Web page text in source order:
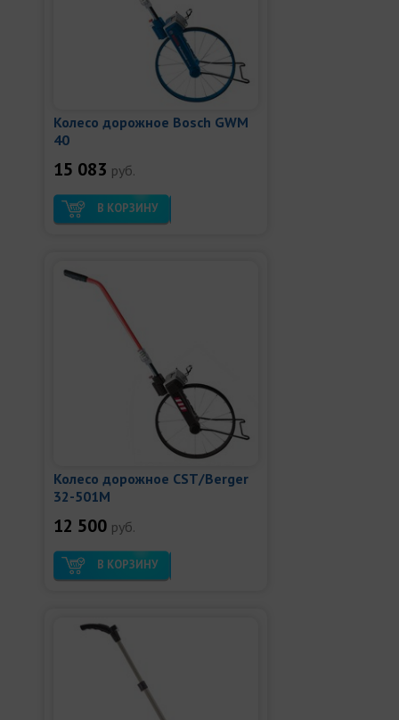
Колесо дорожное Bosch GWM
40
15 083 руб.
В КОРЗИНУ
Колесо дорожное CST/Berger
32-501M
12 500 руб.
В КОРЗИНУ